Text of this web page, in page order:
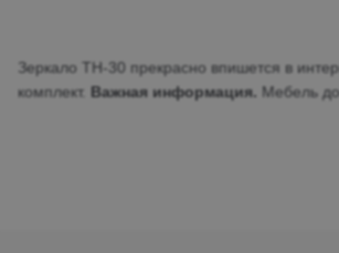
Зеркало ТН-30 прекрасно впишется в
комплект. Важная информация. Мебель